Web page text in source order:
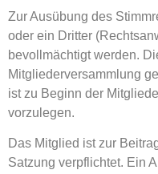
Zur Ausübung des
oder ein Dritter
bevollmächtigt werden.
Mitgliederversammlung
ist zu Beginn der
vorzulegen.
Das Mitglied ist zur
Satzung verpflichtet. Ein